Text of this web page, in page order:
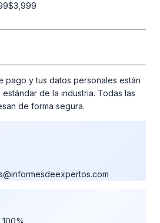
$3,999
pago y tus datos personales están
de la industria. Todas las
de forma segura.
de compra